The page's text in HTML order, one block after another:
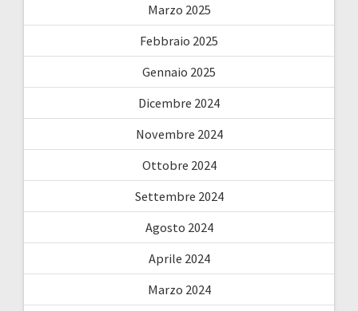
Marzo 2025
Febbraio 2025
Gennaio 2025
Dicembre 2024
Novembre 2024
Ottobre 2024
Settembre 2024
Agosto 2024
Aprile 2024
Marzo 2024